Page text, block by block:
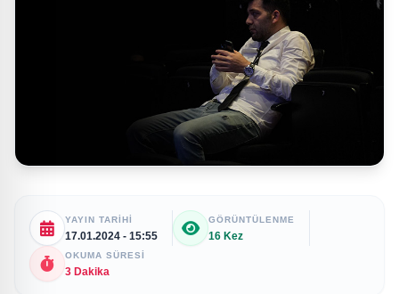
YAYIN TARIHI
17.01.2024 - 15:55
GÖRÜNTÜLENME
16 Kez
OKUMA SÜRESI
3 Dakika